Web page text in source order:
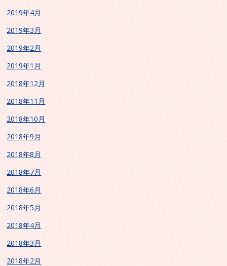
2019年4月
2019年3月
2019年2月
2019年1月
2018年12月
2018年11月
2018年10月
2018年9月
2018年8月
2018年7月
2018年6月
2018年5月
2018年4月
2018年3月
2018年2月